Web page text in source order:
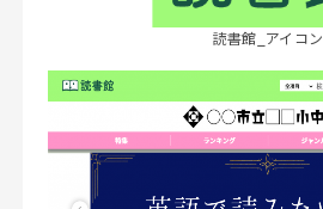
読書館_アイコン